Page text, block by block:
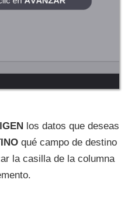
los datos que deseas
qué campo de destino
la casilla de la columna